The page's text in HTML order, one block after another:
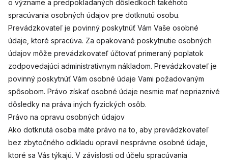
o význame a predpokladaných dôsledkoch takéhoto
spracúvania osobných údajov pre dotknutú osobu.
Prevádzkovateľ je povinný poskytnúť Vám Vaše osobné
údaje, ktoré spracúva. Za opakované poskytnutie osobných
údajov môže prevádzkovateľ účtovať primeraný poplatok
zodpovedajúci administratívnym nákladom. Prevádzkovateľ je
povinný poskytnúť Vám osobné údaje Vami požadovaným
spôsobom. Právo získať osobné údaje nesmie mať nepriaznivé
dôsledky na práva iných fyzických osôb.
Právo na opravu osobných údajov
Ako dotknutá osoba máte právo na to, aby prevádzkovateľ
bez zbytočného odkladu opravil nesprávne osobné údaje,
ktoré sa Vás týkajú. V závislosti od účelu spracúvania